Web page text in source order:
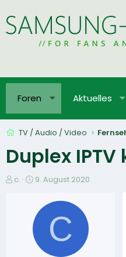
Foren Aktuelles
TV / Audio / Video
Duplex
E
c.
E
t
l
9. August 2020
C